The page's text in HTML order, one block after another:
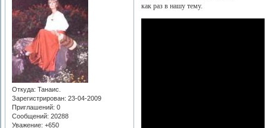
Откуда: Танаис.
Зарегистрирован: 23-04-2009
Приглашений: 0
Сообщений: 20288
Уважение: +650
как раз в нашу тему.